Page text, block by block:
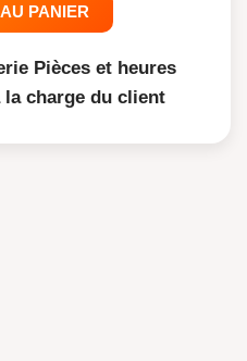
PANIER
Pièces et heures
charge du client